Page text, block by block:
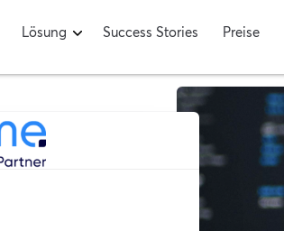
Lösung Success Stories Preise